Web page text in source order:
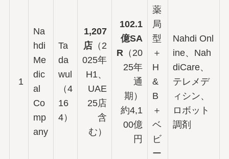
1
Na
hdi
Me
dic
al
Co
mp
any
Ta
da
wul
（4
16
4）
1,207
店（2
025年
H1、
UAE
25店
含
む）
102.1
億SA
R （20
25年
通
期）
約4,1
00億
円
薬
局
型
＋
H
&
B
＋
ベ
ビ
ー
Nahdi Onl
ine、Nah
diCare、
テレメデ
ィシン、
ロボット
調剤